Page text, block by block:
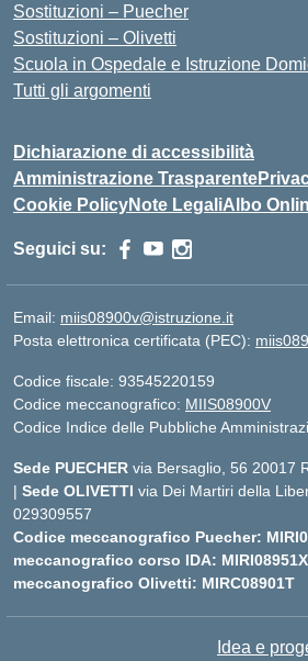
Sostituzioni – Puecher
Sostituzioni – Olivetti
Scuola in Ospedale e Istruzione
Tutti gli argomenti
Dichiarazione di accessibilità
Amministrazione Trasparente
Cookie PolicyNote LegaliAlbo
Seguici su:
Email: miis08900v@istruzione.it
Posta elettronica certificata (PEC):
Codice fiscale: 93545220159
Codice meccanografico: MIIS08900V
Codice Indice delle Pubbliche
Sede PUECHER via Bersaglio, 56 20017
| Sede OLIVETTI via Dei Martiri della
029309557
Codice meccanografico Puecher:
meccanografico corso IDA: MIRI08951X
meccanografico Olivetti: MIRC08901T
Idea e